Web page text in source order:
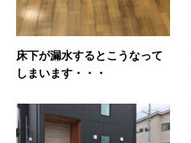
床下が漏水するとこうなって
しまいます・・・